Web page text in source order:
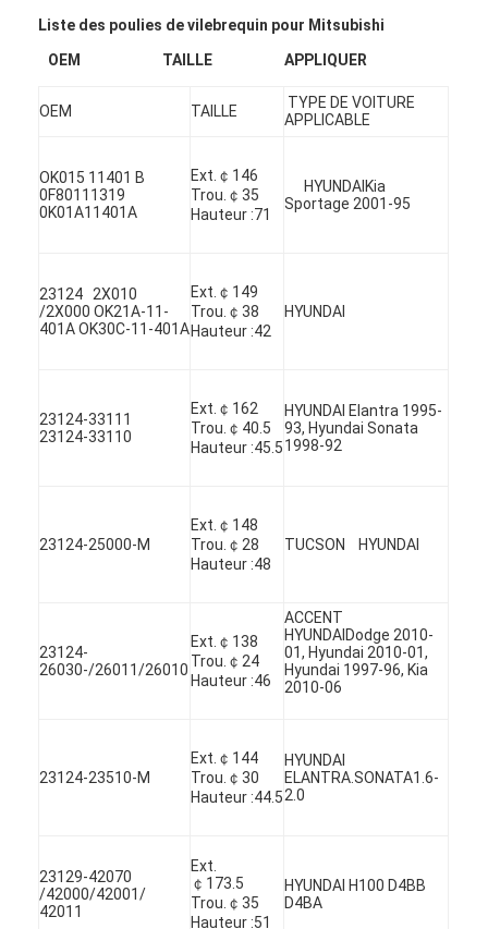
Vidéos
Liste des poulies de vilebrequin pour Mitsubishi
OEM TAILLE APPLIQUER
OEM TAILLE
TYPE DE VOITURE
APPLICABLE
OK015 11401 B
0F80111319
0K01A11401A
Ext.￠146
Trou.￠35
Hauteur :71
HYUNDAIKia
Sportage 2001-95
23124 2X010
/2X000 OK21A-11-
401A OK30C-11-401A
Ext.￠149
Trou.￠38
Hauteur :42
HYUNDAI
23124-33111
23124-33110
Ext.￠162
Trou.￠40.5
Hauteur :45.5
HYUNDAI Elantra 1995-
93, Hyundai Sonata
1998-92
23124-25000-M
Ext.￠148
Trou.￠28
Hauteur :48
TUCSON HYUNDAI
23124-
26030-/26011/26010
Ext.￠138
Trou.￠24
Hauteur :46
ACCENT
HYUNDAIDodge 2010-
01, Hyundai 2010-01,
Hyundai 1997-96, Kia
2010-06
23124-23510-M
Ext.￠144
Trou.￠30
Hauteur :44.5
HYUNDAI
ELANTRA.SONATA1.6-
2.0
23129-42070
/42000/42001/
42011
Ext.
￠173.5
Trou.￠35
Hauteur :51
HYUNDAI H100 D4BB
D4BA